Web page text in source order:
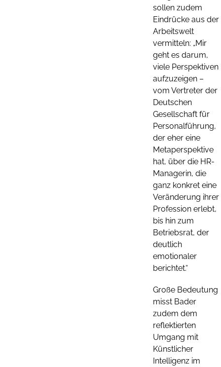
sollen zudem
Eindrücke aus der
Arbeitswelt
vermitteln: „Mir
geht es darum,
viele Perspektiven
aufzuzeigen –
vom Vertreter der
Deutschen
Gesellschaft für
Personalführung,
der eher eine
Metaperspektive
hat, über die HR-
Managerin, die
ganz konkret eine
Veränderung ihrer
Profession erlebt,
bis hin zum
Betriebsrat, der
deutlich
emotionaler
berichtet.“
Große Bedeutung
misst Bader
zudem dem
reflektierten
Umgang mit
Künstlicher
Intelligenz im